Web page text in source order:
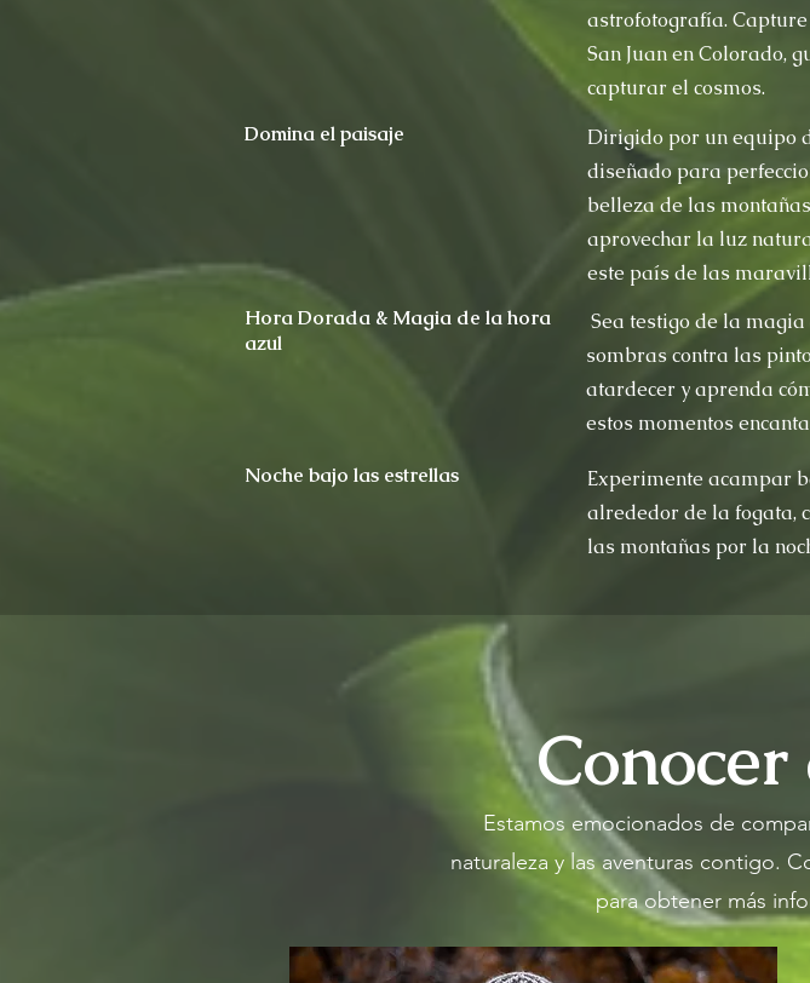
astrofotografía.
San Juan en Colorado,
capturar el cosmos.
Domina el paisaje
Dirigido por un equipo
diseñado para
belleza de las
aprovechar la luz
este país de las
Hora Dorada & Magia de la hora
azul
Sea testigo de la
sombras contra las
atardecer y aprenda
estos momentos
Noche bajo las estrellas
Experimente acampar
alrededor de la fogata,
las montañas por la
Estamos emocionados de
naturaleza y las aventuras contigo.
para obtener más